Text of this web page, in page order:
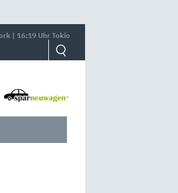
| 16:19 Uhr Tokio